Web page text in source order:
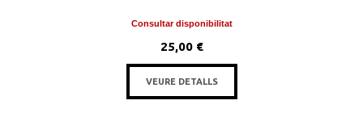
Consultar disponibilitat
25,00 €
VEURE DETALLS